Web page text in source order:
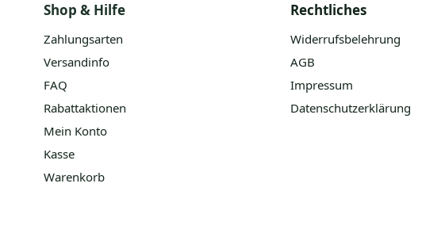
Shop & Hilfe
Zahlungsarten
Versandinfo
FAQ
Rabattaktionen
Mein Konto
Kasse
Warenkorb
Rechtliches
Widerrufsbelehrung
AGB
Impressum
Datenschutzerklärung